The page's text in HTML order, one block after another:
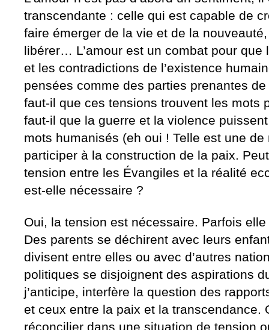
transcendante : celle qui est capable de
faire émerger de la vie et de la
libérer… L’amour est un combat pour que
et les contradictions de l’existence
pensées comme des parties prenantes
faut-il que ces tensions trouvent les mots
faut-il que la guerre et la violence
mots humanisés (eh oui ! Telle est une
participer à la construction de la paix.
tension entre les Évangiles et la réalité
est-elle nécessaire ?
Oui, la tension est nécessaire. Parfois
Des parents se déchirent avec leurs
divisent entre elles ou avec d’autres
politiques se disjoignent des aspirations
j’anticipe, interfère la question des
et ceux entre la paix et la transcendance.
réconcilier dans une situation de tension